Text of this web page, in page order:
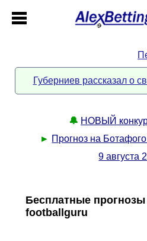
Кабинет
Всё о сайте
Губерниев рассказал о
🔔 НОВЫЙ
► Прогноз на
9 августа
Бесплатные прогнозы
footballguru